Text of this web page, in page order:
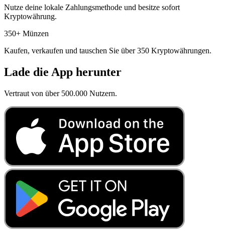
Nutze deine lokale Zahlungsmethode und besitze sofort
Kryptowährung.
350+ Münzen
Kaufen, verkaufen und tauschen Sie über 350 Kryptowährungen.
Lade die App herunter
Vertraut von über 500.000 Nutzern.